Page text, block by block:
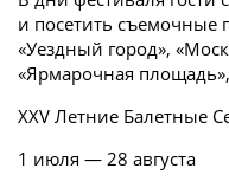
и посетить съемочные
«Уездный город»,
«Ярмарочная
XXV Летние Балетные
1 июля — 28 августа